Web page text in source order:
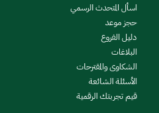
اسأل المتحدث الرسمي
حجز موعد
دليل الفروع
البلاغات
الشكاوى والمقترحات
الأسئلة الشائعة
قيم تجربتك الرقمية